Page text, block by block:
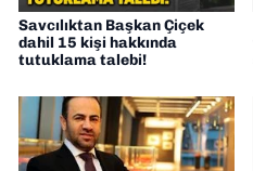
Savcılıktan Başkan Çiçek
dahil 15 kişi hakkında
tutuklama talebi!